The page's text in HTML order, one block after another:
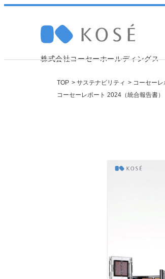
株式会社コーセーホールディングス
トップ
トップ
IRニュ
TOP サステナビリティ
コーセーレ
コーセーレポート 2024（統合報告書）